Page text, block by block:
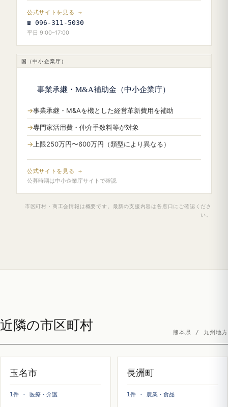
公式サイトを見る →
☎ 096-311-5030
平日 9:00–17:00
国（中小企業庁）
事業承継・M&A補助金（中小企業庁）
事業承継・M&Aを機とした経営革新費用を補助
専門家活用費・仲介手数料等が対象
上限250万円〜600万円（類型により異なる）
公式サイトを見る →
公募時期は中小企業庁サイトで確認
市区町村・商工会情報は概要です。最新の支援内容は各窓口にご確認くださ
い。
近隣の市区町村 熊本県 / 九州地方
玉名市
1件 · 医療・介護
長洲町
1件 · 農業・食品